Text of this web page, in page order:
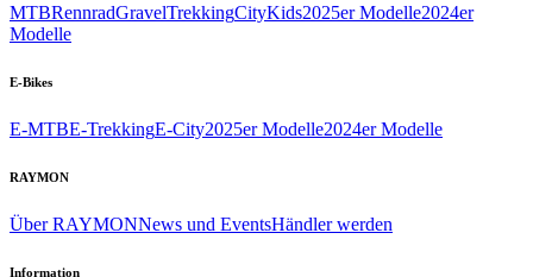
MTBRennradGravelTrekkingCityKids2025er Modelle2024er
Modelle
E-Bikes
E-MTBE-TrekkingE-City2025er Modelle2024er Modelle
RAYMON
Über RAYMONNews und EventsHändler werden
Information